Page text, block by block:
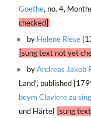
Goethe, no. 4,
checked]
by Helene Riese
[sung text not yet
byAndreas Jakob
Land", published
beym Claviere zu
und Härtel [sung